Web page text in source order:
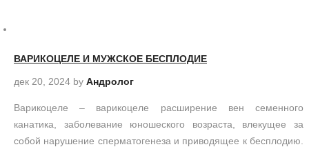
ВАРИКОЦЕЛЕ И МУЖСКОЕ БЕСПЛОДИЕ
дек 20, 2024 by Андролог
Варикоцеле – варикоцеле расширение вен семенного
канатика, заболевание юношеского возраста, влекущее за
собой нарушение сперматогенеза и приводящее к бесплодию.